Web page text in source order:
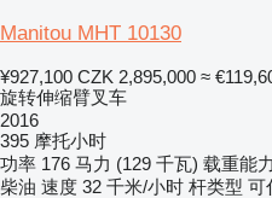
Manitou MHT 10130
¥927,100 CZK 2,895,000 ≈
旋转伸缩臂叉车
2016
395 摩托小时
功率 176 马力 (129 千瓦) 载重能力
柴油 速度 32 千米/小时 杆类型 可